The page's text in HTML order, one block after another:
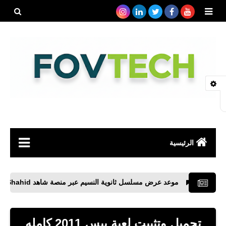
الرئيسية
رياضة
مواقع
موعد عرض مسلسل ثانوية النسيم عبر منصة شاهد Shahid
تحميل وتثبيت لعبة بيس 2011 كامله